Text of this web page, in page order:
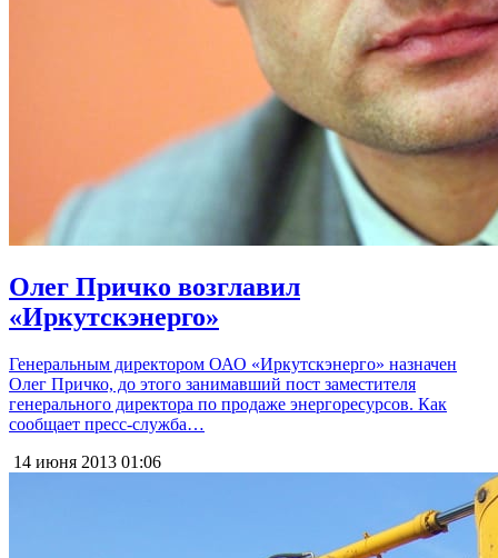
Олег Причко возглавил
«Иркутскэнерго»
Генеральным директором ОАО «Иркутскэнерго» назначен
Олег Причко, до этого занимавший пост заместителя
генерального директора по продаже энергоресурсов. Как
сообщает пресс-служба…
14 июня 2013 01:06